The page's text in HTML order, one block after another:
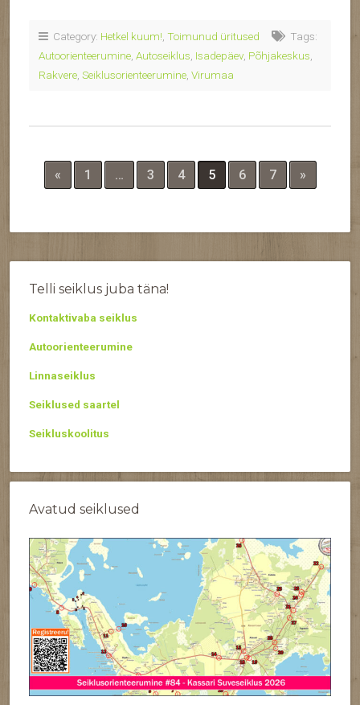
Category: Hetkel kuum! Toimunud üritused
Tags:
Autoorienteerumine Autoseiklus Isadepäev Põhjakeskus
Rakvere Seiklusorienteerumine Virumaa
« 1 … 3 4 5 6 7 »
Telli seiklus juba täna!
Kontaktivaba seiklus
Autoorienteerumine
Linnaseiklus
Seiklused saartel
Seikluskoolitus
Avatud seiklused